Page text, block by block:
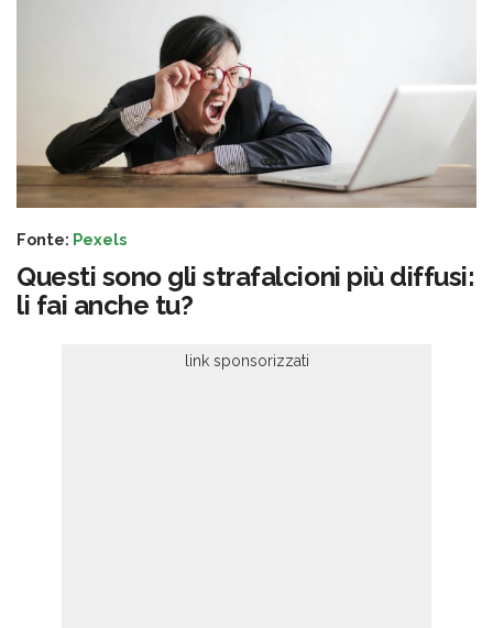
Fonte: Pexels
Questi sono gli strafalcioni più diffusi:
li fai anche tu?